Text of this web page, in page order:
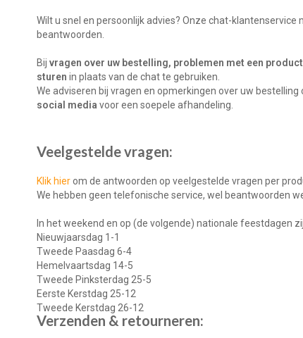
Wilt u snel en persoonlijk advies? Onze chat-
beantwoorden.
Bij vragen over uw bestelling, problemen met een
sturen in plaats van de chat te gebruiken.
We adviseren bij vragen en opmerkingen over uw
social media voor een soepele afhandeling.
Veelgestelde vragen:
Klik hierom de antwoorden op veelgestelde vragen per
We hebben geen telefonische service, wel beantwoorden
In het weekend en op (de volgende) nationale feestdagen
Nieuwjaarsdag 1-1
Tweede Paasdag 6-4
Hemelvaartsdag 14-5
Tweede Pinksterdag 25-5
Eerste Kerstdag 25-12
Tweede Kerstdag 26-12
Verzenden & retourneren: